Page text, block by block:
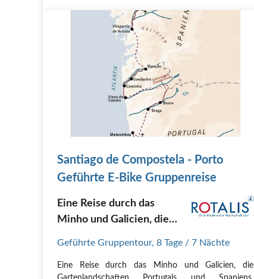
Santiago de Compostela - Porto
Geführte E-Bike Gruppenreise
Eine Reise durch das
Minho und Galicien, die
Geführte Gruppentour, 8 Tage / 7 Nächte
Eine Reise durch das Minho und Galicien, die